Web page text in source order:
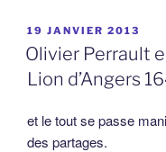
PUBLIÉ
LE
19 JANVIER 2013
Olivier Perrault
Lion d’Angers
et le tout se passe
des partages.